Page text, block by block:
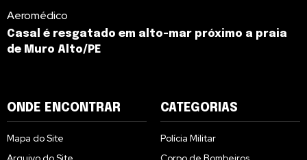
Aeromédico
Casal é resgatado em alto-mar próximo a praia
de Muro Alto/PE
ONDE ENCONTRAR
Mapa do Site
CATEGORIAS
Polícia Militar